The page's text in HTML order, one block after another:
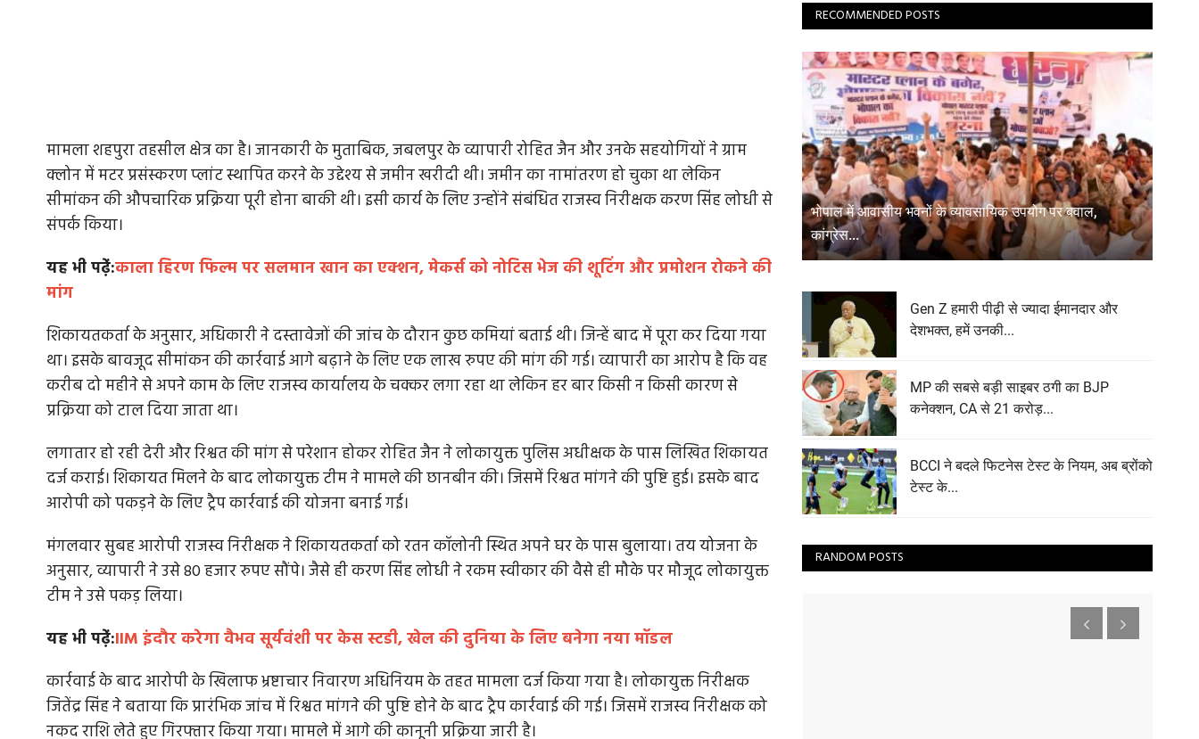
मामला शहपुरा तहसील क्षेत्र का है। जानकारी के मुताबिक, जबलपुर के व्यापारी रोहित जैन और उनके सहयोगियों ने ग्राम
क्लोन में मटर प्रसंस्करण प्लांट स्थापित करने के उद्देश्य से जमीन खरीदी थी। जमीन का नामांतरण हो चुका था लेकिन
सीमांकन की औपचारिक प्रक्रिया पूरी होना बाकी थी। इसी कार्य के लिए उन्होंने संबंधित राजस्व निरीक्षक करण सिंह लोधी से
संपर्क किया।
यह भी पढे़ं:काला हिरण फिल्म पर सलमान खान का एक्शन, मेकर्स को नोटिस भेज की शूटिंग और प्रमोशन रोकने की
मांग
शिकायतकर्ता के अनुसार, अधिकारी ने दस्तावेजों की जांच के दौरान कुछ कमियां बताई थी। जिन्हें बाद में पूरा कर दिया गया
था। इसके बावजूद सीमांकन की कार्रवाई आगे बढ़ाने के लिए एक लाख रुपए की मांग की गई। व्यापारी का आरोप है कि वह
करीब दो महीने से अपने काम के लिए राजस्व कार्यालय के चक्कर लगा रहा था लेकिन हर बार किसी न किसी कारण से
प्रक्रिया को टाल दिया जाता था।
लगातार हो रही देरी और रिश्वत की मांग से परेशान होकर रोहित जैन ने लोकायुक्त पुलिस अधीक्षक के पास लिखित शिकायत
दर्ज कराई। शिकायत मिलने के बाद लोकायुक्त टीम ने मामले की छानबीन की। जिसमें रिश्वत मांगने की पुष्टि हुई। इसके बाद
आरोपी को पकड़ने के लिए ट्रैप कार्रवाई की योजना बनाई गई।
मंगलवार सुबह आरोपी राजस्व निरीक्षक ने शिकायतकर्ता को रतन कॉलोनी स्थित अपने घर के पास बुलाया। तय योजना के
अनुसार, व्यापारी ने उसे 80 हजार रुपए सौंपे। जैसे ही करण सिंह लोधी ने रकम स्वीकार की वैसे ही मौके पर मौजूद लोकायुक्त
टीम ने उसे पकड़ लिया।
यह भी पढे़ं:IIM इंदौर करेगा वैभव सूर्यवंशी पर केस स्टडी, खेल की दुनिया के लिए बनेगा नया मॉडल
कार्रवाई के बाद आरोपी के खिलाफ भ्रष्टाचार निवारण अधिनियम के तहत मामला दर्ज किया गया है। लोकायुक्त निरीक्षक
जितेंद्र सिंह ने बताया कि प्रारंभिक जांच में रिश्वत मांगने की पुष्टि होने के बाद ट्रैप कार्रवाई की गई। जिसमें राजस्व निरीक्षक को
नकद राशि लेते हुए गिरफ्तार किया गया। मामले में आगे की कानूनी प्रक्रिया जारी है।
RECOMMENDED POSTS
भोपाल में आवासीय भवनों के व्यावसायिक उपयोग पर बवाल,
कांग्रेस...
Gen Z हमारी पीढ़ी से ज्यादा ईमानदार और
देशभक्त, हमें उनकी...
MP की सबसे बड़ी साइबर ठगी का BJP
कनेक्शन, CA से 21 करोड़...
BCCI ने बदले फिटनेस टेस्ट के नियम, अब ब्रोंको
टेस्ट के...
RANDOM POSTS